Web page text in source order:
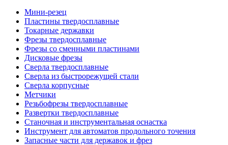
Мини-резец
Пластины твердосплавные
Токарные державки
Фрезы твердосплавные
Фрезы со сменными пластинами
Дисковые фрезы
Сверла твердосплавные
Сверла из быстрорежущей стали
Сверла корпусные
Метчики
Резьбофрезы твердосплавные
Развертки твердосплавные
Станочная и инструментальная оснастка
Инструмент для автоматов продольного точения
Запасные части для державок и фрез